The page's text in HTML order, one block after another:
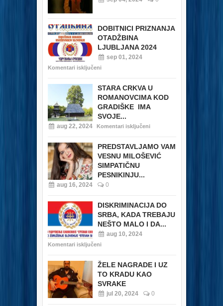
DOBITNICI PRIZNANJA
OTADŽBINA
LJUBLJANA 2024
sep 01, 2024
Komentari isključeni
STARA CRKVA U
ROMANOVCIMA KOD
GRADIŠKE IMA
SVOJE...
aug 22, 2024 Komentari isključeni
PREDSTAVLJAMO VAM
VESNU MILOŠEVIĆ
SIMPATIČNU
PESNIKINJU...
aug 16, 2024 0
DISKRIMINACIJA DO
SRBA, KADA TREBAJU
NEŠTO MALO I DA...
aug 10, 2024
Komentari isključeni
ŽELE NAGRADE I UZ
TO KRADU KAO
SVRAKE
jul 20, 2024 0